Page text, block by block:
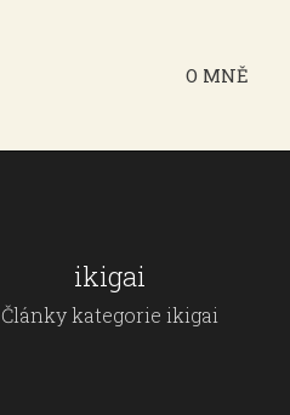
O MNĚ
ikigai
Články kategorie ikigai